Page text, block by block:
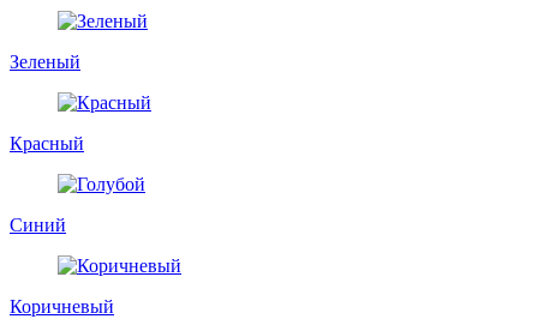
Зеленый
Красный
Синий
Коричневый